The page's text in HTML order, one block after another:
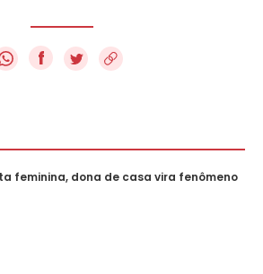
f
feminina, dona de casa vira fenômeno